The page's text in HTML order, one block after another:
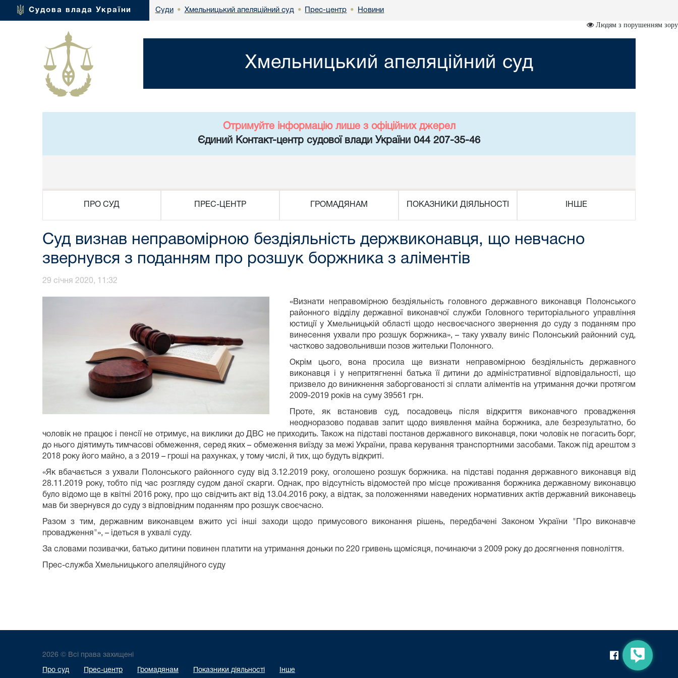
Судова влада України Суди • Хмельницький апеляційний суд • Прес-центр • Новини
Людям з порушенням зору
Хмельницький апеляційний суд
Отримуйте інформацію лише з офіційних джерел
Єдиний Контакт-центр судової влади України 044 207-35-46
ПРО СУД ПРЕС-ЦЕНТР ГРОМАДЯНАМ ПОКАЗНИКИ ДІЯЛЬНОСТІ ІНШЕ
Суд визнав неправомірною бездіяльність держвиконавця, що невчасно
звернувся з поданням про розшук боржника з аліментів
29 січня 2020, 11:32
«Визнати неправомірною бездіяльність головного державного виконавця Полонського
районного відділу державної виконавчої служби Головного територіального управління
юстиції у Хмельницькій області щодо несвоєчасного звернення до суду з поданням про
винесення ухвали про розшук боржника», – таку ухвалу виніс Полонський районний суд,
частково задовольнивши позов жительки Полонного.
Окрім цього, вона просила ще визнати неправомірною бездіяльність державного
виконавця і у непритягненні батька її дитини до адміністративної відповідальності, що
призвело до виникнення заборгованості зі сплати аліментів на утримання дочки протягом
2009-2019 років на суму 39561 грн.
Проте, як встановив суд, посадовець після відкриття виконавчого провадження
неодноразово подавав запит щодо виявлення майна боржника, але безрезультатно, бо
чоловік не працює і пенсії не отримує, на виклики до ДВС не приходить. Також на підставі постанов державного виконавця, поки чоловік не погасить борг,
до нього діятимуть тимчасові обмеження, серед яких – обмеження виїзду за межі України, права керування транспортними засобами. Також під арештом з
2018 року його майно, а з 2019 – гроші на рахунках, у тому числі, й тих, що будуть відкриті.
«Як вбачається з ухвали Полонського районного суду від 3.12.2019 року, оголошено розшук боржника. на підставі подання державного виконавця від
28.11.2019 року, тобто під час розгляду судом даної скарги. Однак, про відсутність відомостей про місце проживання боржника державному виконавцю
було відомо ще в квітні 2016 року, про що свідчить акт від 13.04.2016 року, а відтак, за положеннями наведених нормативних актів державний виконавець
мав би звернувся до суду з відповідним поданням про розшук своєчасно.
Разом з тим, державним виконавцем вжито усі інші заходи щодо примусового виконання рішень, передбачені Законом України "Про виконавче
провадження"», – ідеться в ухвалі суду.
За словами позивачки, батько дитини повинен платити на утримання доньки по 220 гривень щомісяця, починаючи з 2009 року до досягнення повноліття.
Прес-служба Хмельницького апеляційного суду
2026 © Всі права захищені
Про суд Прес-центр Громадянам Показники діяльності Інше